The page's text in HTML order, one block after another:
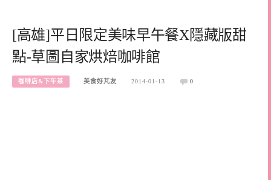
[高雄]平日限定美味早午餐X隱藏版甜
點-草圖自家烘焙咖啡館
咖啡店&下午茶 美食好芃友 2014-01-13 0